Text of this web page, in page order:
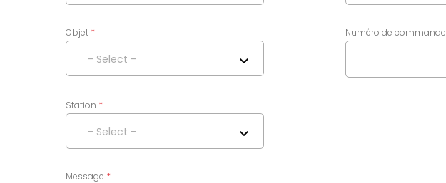
Objet
- Select -
Numéro de commande
Station
- Select -
Message